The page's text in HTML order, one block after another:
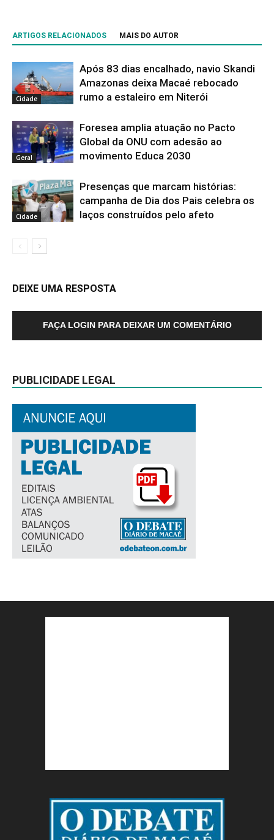
ARTIGOS RELACIONADOS MAIS DO AUTOR
Cidade
Após 83 dias encalhado, navio Skandi
Amazonas deixa Macaé rebocado
rumo a estaleiro em Niterói
Geral
Foresea amplia atuação no Pacto
Global da ONU com adesão ao
movimento Educa 2030
Cidade
Presenças que marcam histórias:
campanha de Dia dos Pais celebra os
laços construídos pelo afeto
DEIXE UMA RESPOSTA
FAÇA LOGIN PARA DEIXAR UM COMENTÁRIO
PUBLICIDADE LEGAL